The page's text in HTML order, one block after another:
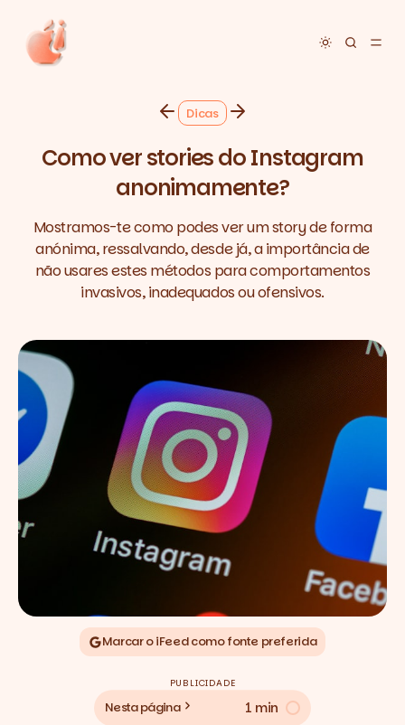
Toggle
Dicas
Como ver stories do Instagram
anonimamente?
Mostramos-te como podes ver um story de forma
anónima, ressalvando, desde já, a importância de
não usares estes métodos para comportamentos
invasivos, inadequados ou ofensivos.
Marcar o iFeed como fonte preferida
PUBLICIDADE
Nesta página 1 min